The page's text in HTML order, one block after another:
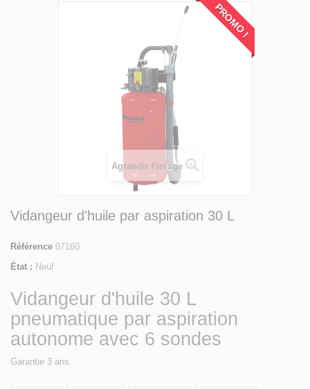
PROMO !
Agrandir l'image
Vidangeur d'huile par aspiration 30 L
Référence 07160
État : Neuf
Vidangeur d'huile 30 L
pneumatique par aspiration
autonome avec 6 sondes
Garantie 3 ans.